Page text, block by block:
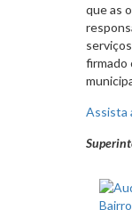
que as
firmado
Assista